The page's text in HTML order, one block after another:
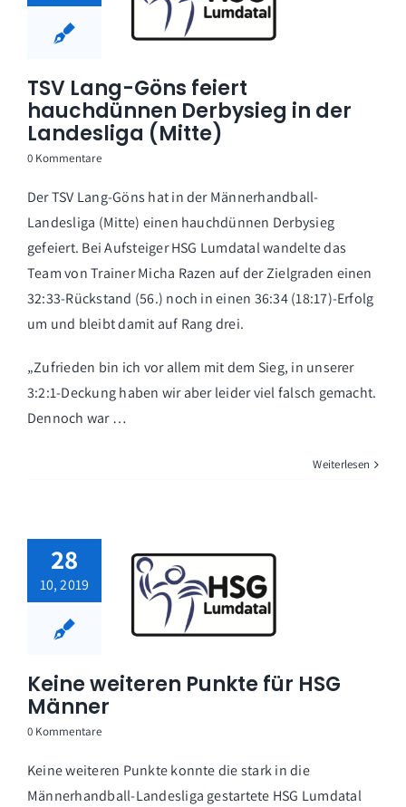
TSV Lang-Göns feiert
hauchdünnen Derbysieg in der
Landesliga (Mitte)
0 Kommentare
Der TSV Lang-Göns hat in der Männerhandball-
Landesliga (Mitte) einen hauchdünnen Derbysieg
gefeiert. Bei Aufsteiger HSG Lumdatal wandelte das
Team von Trainer Micha Razen auf der Zielgraden einen
32:33-Rückstand (56.) noch in einen 36:34 (18:17)-Erfolg
um und bleibt damit auf Rang drei.
„Zufrieden bin ich vor allem mit dem Sieg, in unserer
3:2:1-Deckung haben wir aber leider viel falsch gemacht.
Dennoch war …
Weiterlesen
28
10, 2019
Keine weiteren Punkte für HSG
Männer
0 Kommentare
Keine weiteren Punkte konnte die stark in die
Männerhandball-Landesliga gestartete HSG Lumdatal